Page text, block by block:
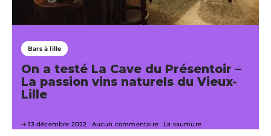
Bars à lille
On a testé La Cave du Présentoir –
La passion vins naturels du Vieux-
Lille
13 décembre 2022 Aucun commentaire La saumure